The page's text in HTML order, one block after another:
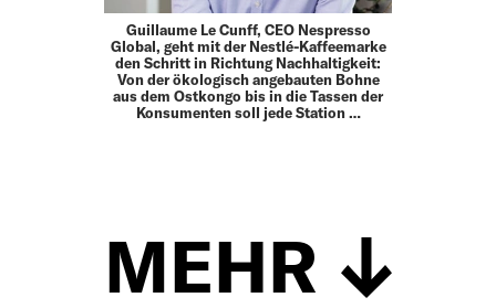
Guillaume Le Cunff, CEO Nespresso
Global, geht mit der Nestlé-Kaffeemarke
den Schritt in Richtung Nachhaltigkeit:
Von der ökologisch angebauten Bohne
aus dem Ostkongo bis in die Tassen der
Konsumenten soll jede Station …
MEHR